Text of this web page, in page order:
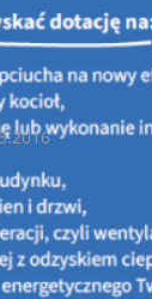
sprzęt
sprzęt
ustawy o
wpłacać na
i